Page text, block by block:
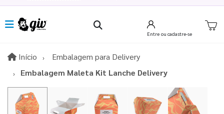
Entre ou cadastre-se
Início InícioEmbalagem para Delivery
Embalagem Maleta Kit Lanche Delivery